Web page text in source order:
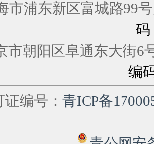
海市浦东新区富
码
市朝阳区阜通东大
编
编号： 青ICP备